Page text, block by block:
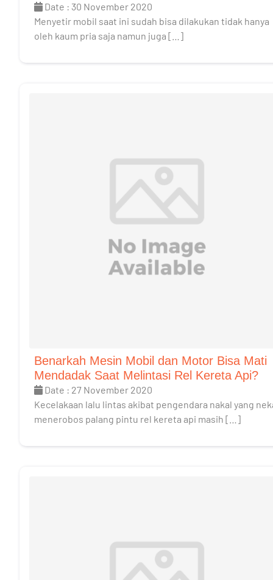
Date : 30 November 2020
Menyetir mobil saat ini sudah bisa dilakukan tidak hanya
oleh kaum pria saja namun juga […]
Benarkah Mesin Mobil dan Motor Bisa Mati
Mendadak Saat Melintasi Rel Kereta Api?
Date : 27 November 2020
Kecelakaan lalu lintas akibat pengendara nakal yang
menerobos palang pintu rel kereta api masih […]